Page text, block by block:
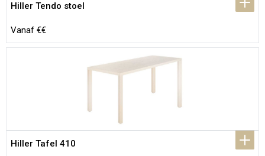
Hiller Tendo stoel
Vanaf €€
Hiller Tafel 410